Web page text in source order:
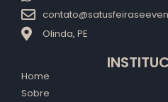
Olinda, PE
Home
Sobre